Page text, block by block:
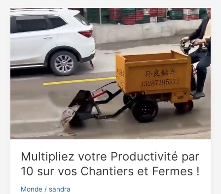
vos
charges
:
avec
elles
!
Multipliez votre Productivité par
10 sur vos Chantiers et Fermes !
Monde/ sandra